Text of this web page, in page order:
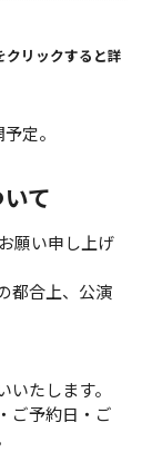
クリックすると詳
定。
て
願い申し上げ
都合上、公演
たします。
ご予約日・ご